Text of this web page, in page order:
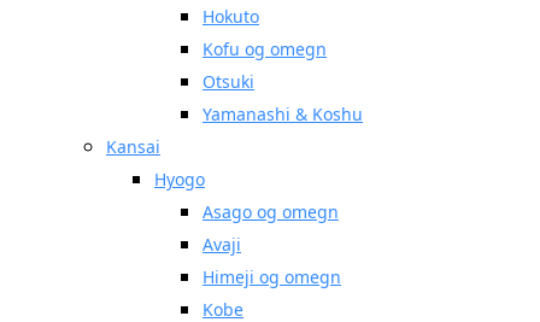
Hokuto
Kofu og omegn
Otsuki
Yamanashi & Koshu
Kansai
Hyogo
Asago og omegn
Avaji
Himeji og omegn
Kobe